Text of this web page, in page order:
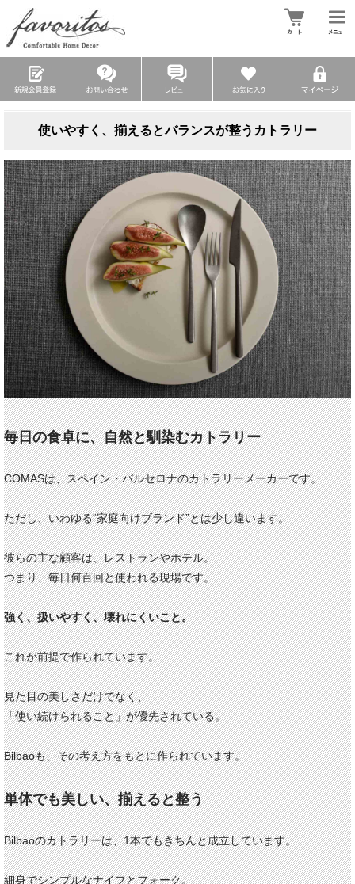
使いやすく、揃えるとバランスが整うカトラリー
毎日の食卓に、自然と馴染むカトラリー
COMASは、スペイン・バルセロナのカトラリーメーカーです。
ただし、いわゆる“家庭向けブランド”とは少し違います。
彼らの主な顧客は、レストランやホテル。
つまり、毎日何百回と使われる現場です。
強く、扱いやすく、壊れにくいこと。
これが前提で作られています。
見た目の美しさだけでなく、
「使い続けられること」が優先されている。
Bilbaoも、その考え方をもとに作られています。
単体でも美しい、揃えると整う
Bilbaoのカトラリーは、1本でもきちんと成立しています。
細身でシンプルなナイフとフォーク。